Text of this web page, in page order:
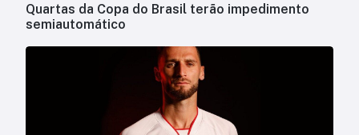
Quartas da Copa do Brasil terão impedimento
semiautomático